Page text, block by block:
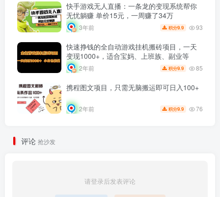
快手游戏无人直播：一条龙的变现系统帮你
无忧躺赚 单价15元，一周赚了34万
3年前 积分9.9 93
快速挣钱的全自动游戏挂机搬砖项目，一天
变现1000+，适合宝妈、上班族、副业等
2年前 积分9.9 85
携程图文项目，只需无脑搬运即可日入100+
2年前 积分9.9 76
评论 抢沙发
请登录后发表评论